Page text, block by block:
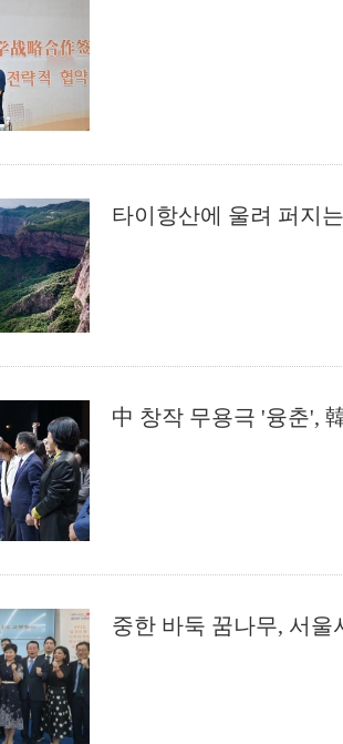
타이항산에 울려 퍼지
中 창작 무용극 '융춘',
중한 바둑 꿈나무, 서울